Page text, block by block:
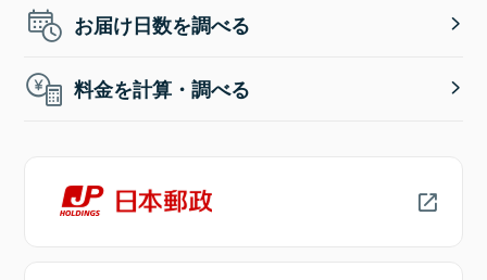
お届け日数を調べる
料金を計算・調べる